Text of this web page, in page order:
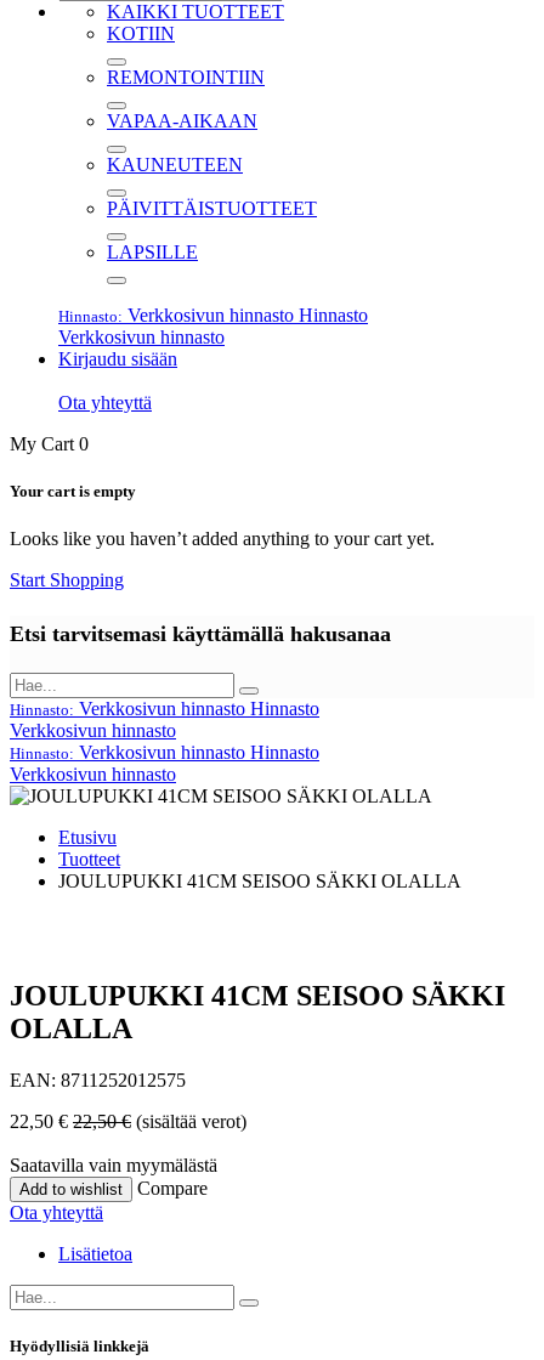
KAIKKI TUOTTEET
KOTIIN
REMONTOINTIIN
VAPAA-AIKAAN
KAUNEUTEEN
PÄIVITTÄISTUOTTEET
LAPSILLE
Hinnasto: Verkkosivun hinnasto Hinnasto
Verkkosivun hinnasto
Kirjaudu sisään
Ota yhteyttä
My Cart 0
Your cart is empty
Looks like you haven’t added anything to your cart yet.
Start Shopping
Etsi tarvitsemasi käyttämällä hakusanaa
Hinnasto: Verkkosivun hinnasto Hinnasto
Verkkosivun hinnasto
Hinnasto: Verkkosivun hinnasto Hinnasto
Verkkosivun hinnasto
Etusivu
Tuotteet
JOULUPUKKI 41CM SEISOO SÄKKI OLALLA
JOULUPUKKI 41CM SEISOO SÄKKI
OLALLA
EAN: 8711252012575
22,50 € 22,50€ (sisältää verot)
Saatavilla vain myymälästä
Add to wishlist
Compare
Ota yhteyttä
Lisätietoa
Hyödyllisiä linkkejä